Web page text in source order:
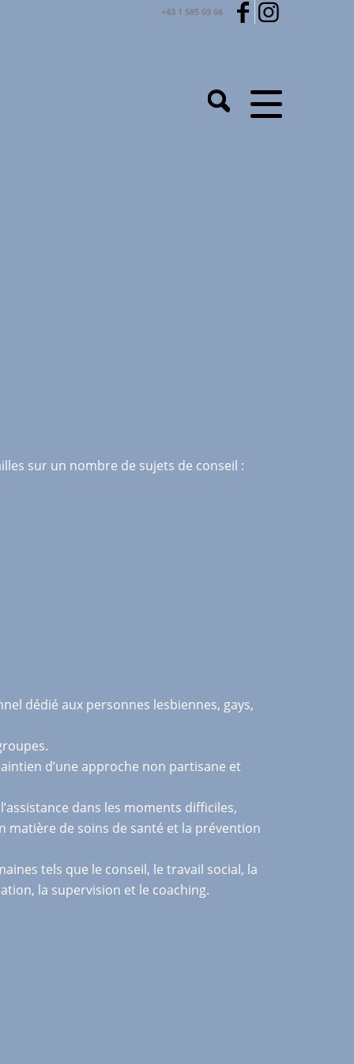
+43 1 585 69 66
sur un nombre de sujets de conseil :
dédié aux personnes lesbiennes, gays,
d’une approche non partisane et
dans les moments difficiles,
matière de soins de santé et la prévention
tels que le conseil, le travail social, la
la supervision et le coaching.